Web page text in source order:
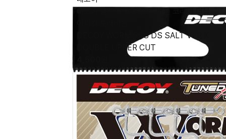
DECOY WORM 99S DS SALT VER K
DOUBLE UPPER CUT